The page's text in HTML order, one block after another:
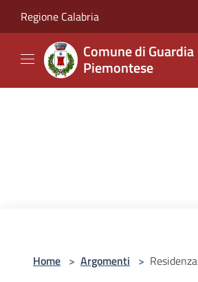
Regione Calabria
Comune di Guardia
Piemontese
Home > Argomenti > Residenza